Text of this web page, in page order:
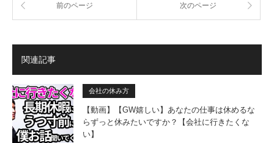
前のページ 次のページ
関連記事
会社の休み方
【動画】【GW嬉しい】あなたの仕事は休めるな
らずっと休みたいですか？【会社に行きたくな
い】